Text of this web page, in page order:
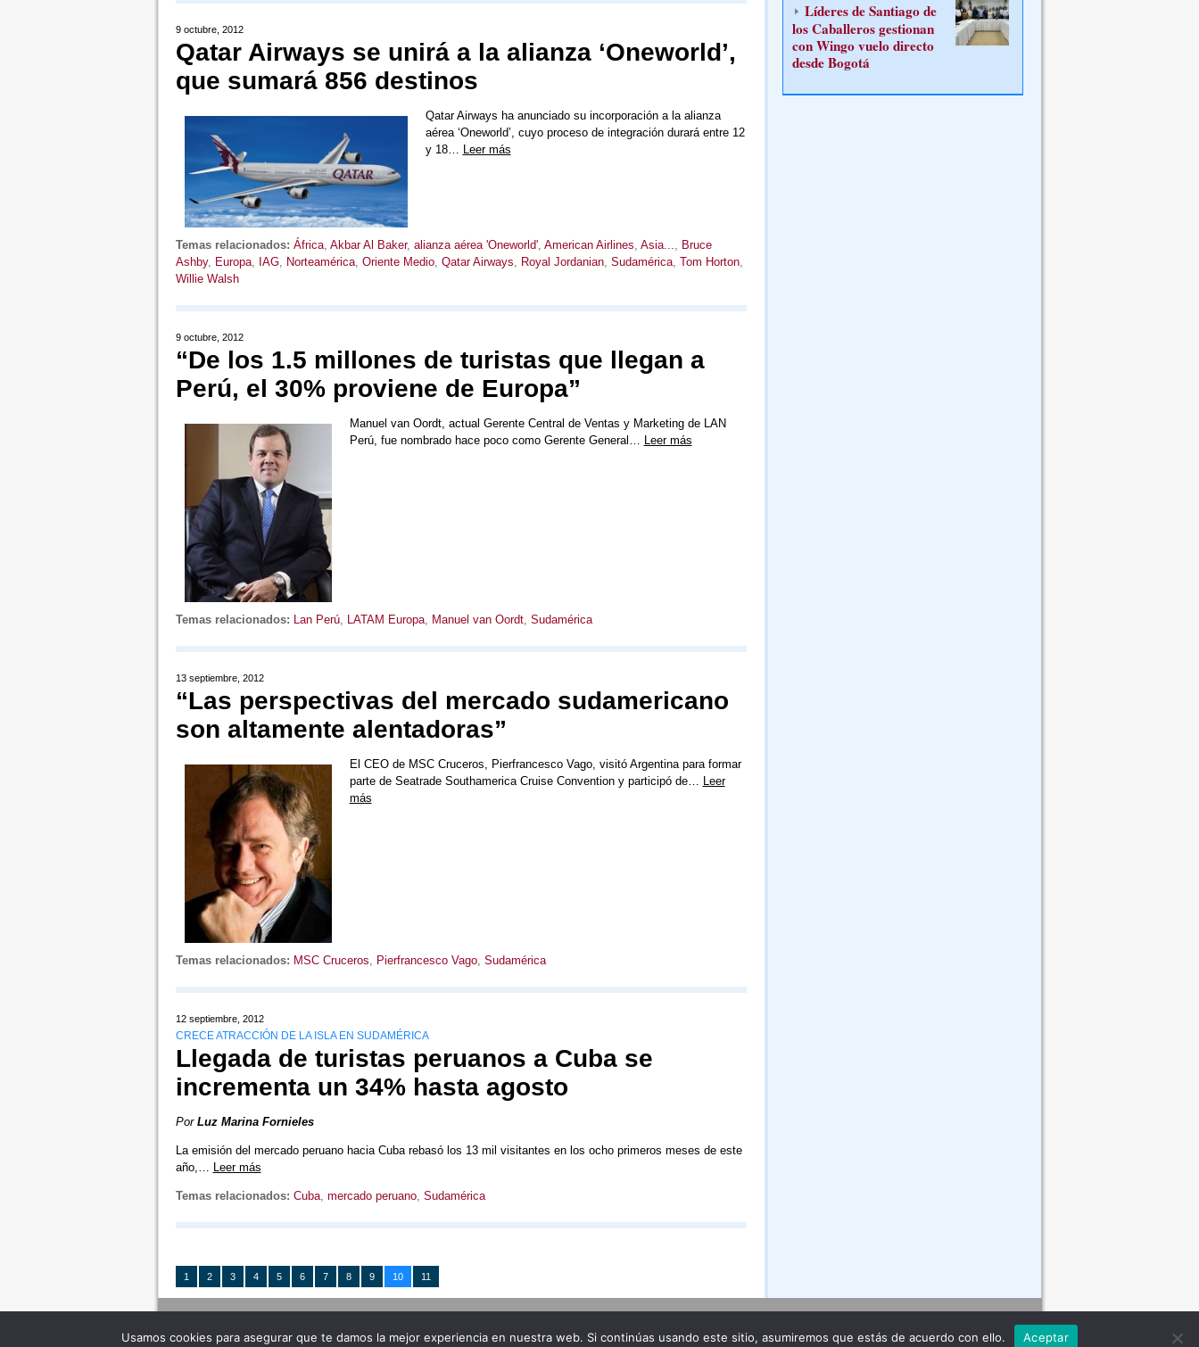
9 octubre, 2012
Qatar Airways se unirá a la alianza ‘Oneworld’,
que sumará 856 destinos
Qatar Airways ha anunciado su incorporación a la alianza
aérea ‘Oneworld’, cuyo proceso de integración durará entre 12
y 18… Leer más
Temas relacionados: África, Akbar Al Baker, alianza aérea 'Oneworld', American Airlines Asia...
Bruce
Ashby, Europa, IAG, Norteamérica, Oriente Medio, Qatar Airways Royal Jordanian, Sudamérica, Tom Horton,
Willie Walsh
9 octubre, 2012
“De los 1.5 millones de turistas que llegan a
Perú, el 30% proviene de Europa”
Manuel van Oordt, actual Gerente Central de Ventas y Marketing de LAN
Perú, fue nombrado hace poco como Gerente General… Leer más
Temas relacionados: Lan Perú, LATAM Europa, Manuel van Oordt, Sudamérica
13 septiembre, 2012
“Las perspectivas del mercado sudamericano
son altamente alentadoras”
El CEO de MSC Cruceros, Pierfrancesco Vago, visitó Argentina para formar
parte de Seatrade Southamerica Cruise Convention y participó de… Leer
más
Temas relacionados: MSC Cruceros Pierfrancesco Vago, Sudamérica
12 septiembre, 2012
CRECE ATRACCIÓN DE LA ISLA EN SUDAMÉRICA
Llegada de turistas peruanos a Cuba se
incrementa un 34% hasta agosto
Por Luz Marina Fornieles
La emisión del mercado peruano hacia Cuba rebasó los 13 mil visitantes en los ocho primeros meses de este
año,… Leer más
Temas relacionados: Cuba, mercado peruano, Sudamérica
1 2 3 4 5 6 7 8 9 10 11
Líderes de Santiago de
los Caballeros gestionan
con Wingo vuelo directo
desde Bogotá
Usamos cookies para asegurar que te damos la mejor experiencia en nuestra web. Si continúas usando este sitio, asumiremos que estás de acuerdo con ello. Aceptar